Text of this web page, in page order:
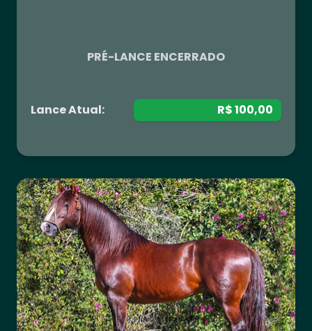
PRÉ-LANCE ENCERRADO
Lance Atual: R$ 100,00